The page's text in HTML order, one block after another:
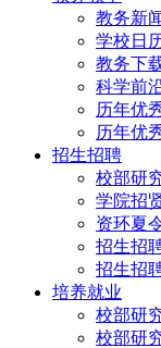
教务新
学校日
教务下
科学前
历年优
历年优
招生招聘
校部研
学院招
资环夏
招生招
招生招
培养就业
校部研
校部研